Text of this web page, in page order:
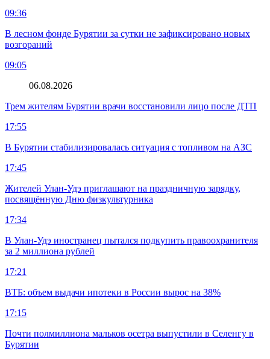
09:36
В лесном фонде Бурятии за сутки не зафиксировано новых
возгораний
09:05
06.08.2026
Трем жителям Бурятии врачи восстановили лицо после ДТП
17:55
В Бурятии стабилизировалась ситуация с топливом на АЗС
17:45
Жителей Улан-Удэ приглашают на праздничную зарядку,
посвящённую Дню физкультурника
17:34
В Улан-Удэ иностранец пытался подкупить правоохранителя
за 2 миллиона рублей
17:21
ВТБ: объем выдачи ипотеки в России вырос на 38%
17:15
Почти полмиллиона мальков осетра выпустили в Селенгу в
Бурятии